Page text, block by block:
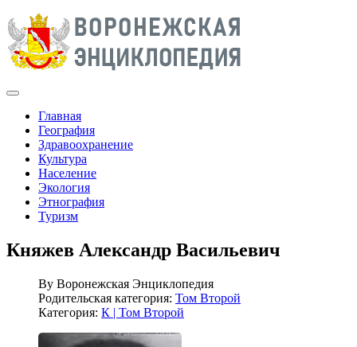
Главная
География
Здравоохранение
Культура
Население
Экология
Этнография
Туризм
Княжев Александр Васильевич
By Воронежская Энциклопедия
Родительская категория: Том Второй
Категория: К | Том Второй